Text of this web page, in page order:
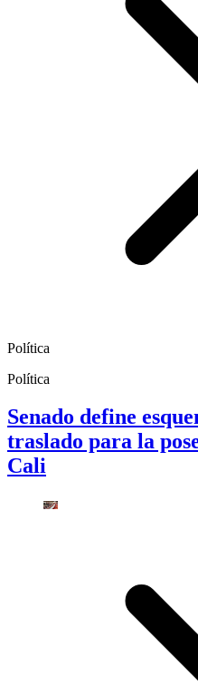
Política
Política
Senado define
traslado para la
Cali